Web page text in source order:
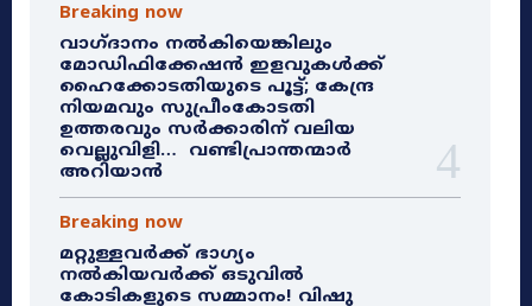
Breaking now
വാഗ്ദാനം നൽകിയെങ്കിലും
മോഡിഫിക്കേഷൻ ഇളവുകൾക്ക്
ഹൈക്കോടതിയുടെ പൂട്ട്; കേന്ദ്ര
നിയമവും സുപ്രീംകോടതി
ഉത്തരവും സർക്കാരിന് വലിയ
വെല്ലുവിളി… വണ്ടിപ്രാന്തന്മാർ
അറിയാൻ
Breaking now
മറ്റുള്ളവർക്ക് ഭാഗ്യം
നൽകിയവർക്ക് ഒടുവിൽ
കോടികളുടെ സമ്മാനം! വിഷു